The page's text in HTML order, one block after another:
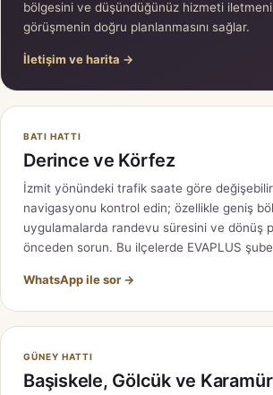
bölgesini ve düşündüğünüz hizmeti
görüşmenin doğru planlanmasını sağlar.
İletişim ve harita →
BATI HATTI
Derince ve Körfez
İzmit yönündeki trafik saate göre
navigasyonu kontrol edin; özellikle geniş
uygulamalarda randevu süresini ve dönüş
önceden sorun. Bu ilçelerde EVAPLUS
WhatsApp ile sor →
GÜNEY HATTI
Başiskele, Gölcük ve